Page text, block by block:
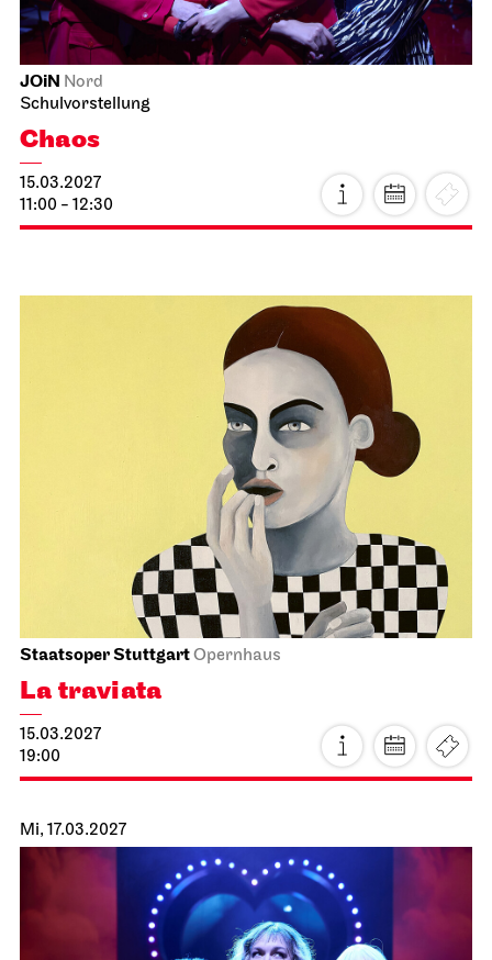
JOiN Nord
Schulvorstellung
Chaos
15.03.2027
11:00 - 12:30
Staatsoper StuttgartOpernhaus
La traviata
15.03.2027
19:00
Mi, 17.03.2027